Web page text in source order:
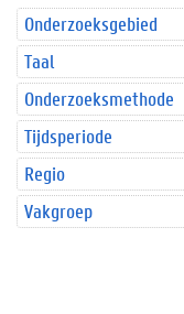
Onderzoeksgebied
Taal
Onderzoeksmethode
Tijdsperiode
Regio
Vakgroep